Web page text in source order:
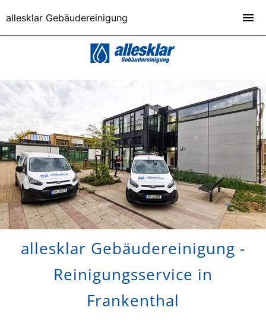
allesklar Gebäudereinigung -
Reinigungsservice in
Frankenthal
allesklar Gebäudereinigung